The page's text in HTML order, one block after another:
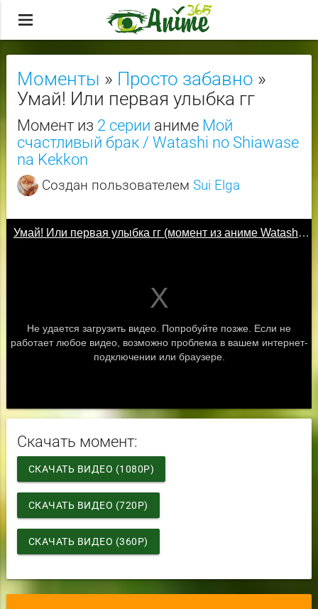
menu
Моменты » Просто забавно »
Умай! Или первая улыбка гг
Момент из 2 серии аниме Мой
счастливый брак / Watashi no Shiawase
na Kekkon
Создан пользователем Sui Elga
Скачать момент:
СКАЧАТЬ ВИДЕО (1080P)
СКАЧАТЬ ВИДЕО (720P)
СКАЧАТЬ ВИДЕО (360P)